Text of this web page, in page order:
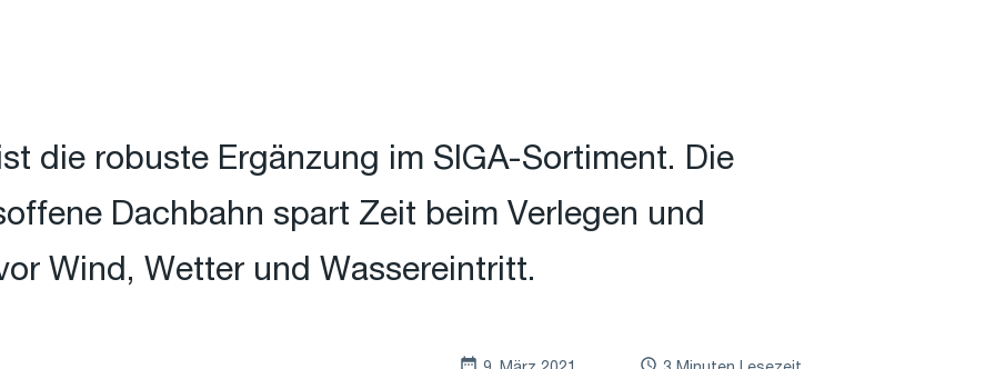
die robuste Ergänzung im SIGA-Sortiment. Die
Dachbahn spart Zeit beim Verlegen und
Wind, Wetter und Wassereintritt.